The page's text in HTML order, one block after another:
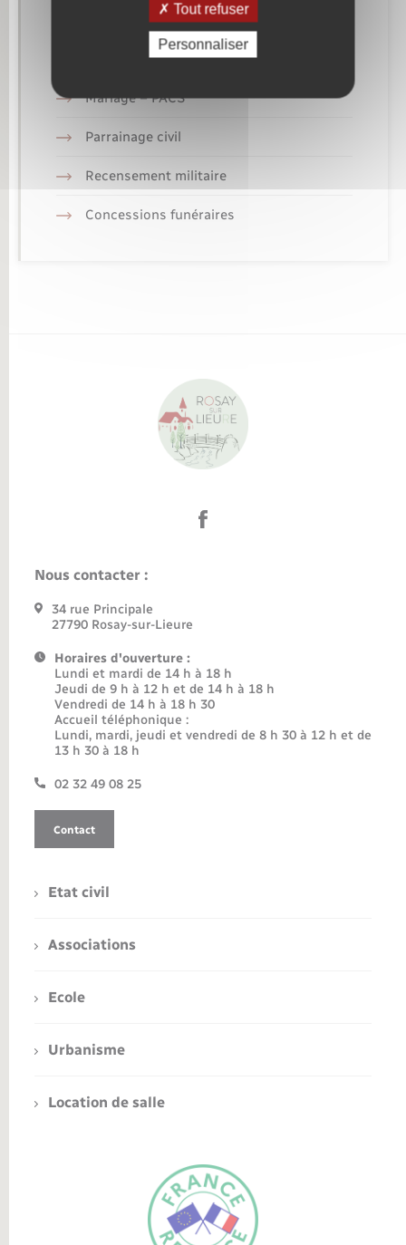
Elections et citoyenneté
Mariage – PACS
Parrainage civil
Recensement militaire
Concessions funéraires
Nous contacter :
34 rue Principale
27790 Rosay-sur-Lieure
Horaires d'ouverture :
Lundi et mardi de 14 h à 18 h
Jeudi de 9 h à 12 h et de 14 h à 18 h
Vendredi de 14 h à 18 h 30
Accueil téléphonique :
Lundi, mardi, jeudi et vendredi de 8 h 30 à 12 h et de
13 h 30 à 18 h
02 32 49 08 25
Contact
Etat civil
Associations
Ecole
Urbanisme
Location de salle
Tout refuser
Personnaliser